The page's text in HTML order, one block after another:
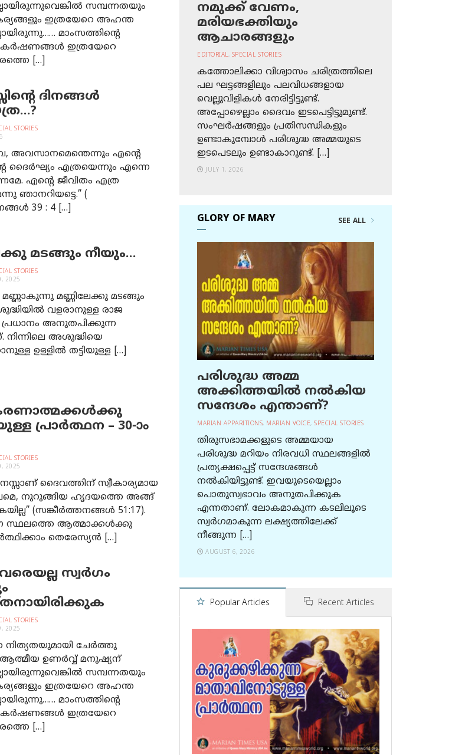
സമ്പന്നതയും
ഇത്രയേറെ അഹന്ത
മാംസത്തിൻ്റെ
ഇത്രയേറെ
[…]
ദിനങ്ങള്‍
STORIES
അവസാനമെന്തെന്നും എൻ്റെ
ദൈർഘ്യം എത്രയെന്നും എന്നെ
എൻ്റെ ജീവിതം എത്ര
ഞാനറിയട്ടെ.” (
39 : 4 […]
മടങ്ങും നീയും…
STORIES
2025
മണ്ണിലേക്കു മടങ്ങും
വളരാനുള്ള രാജ
പ്രധാനം അനുതപിക്കുന്ന
അശുദ്ധിയെ
ഉള്ളിൽ തട്ടിയുള്ള […]
പ്രാര്‍ത്ഥന – 30-ാം
STORIES
2025
ദൈവത്തിന് സ്വീകാര്യമായ
നുറുങ്ങിയ ഹൃദയത്തെ അങ്ങ്
(സങ്കീര്‍ത്തനങ്ങള്‍ 51:17).
സ്ഥലത്തെ ആത്മാക്കൾക്കു
തെരേസ്യന്‍ […]
സ്വർഗം
STORIES
2025
നിത്യതയുമായി ചേർത്തു
ഉണർവ്വ് മനുഷ്യന്
സമ്പന്നതയും
ഇത്രയേറെ അഹന്ത
മാംസത്തിൻ്റെ
ഇത്രയേറെ
[…]
നമുക്ക് വേണം,
മരിയഭക്തിയും
ആചാരങ്ങളും
EDITORIAL, SPECIAL STORIES
കത്തോലിക്കാ വിശ്വാസം ചരിത്രത്തിലെ
പല ഘട്ടങ്ങളിലും പലവിധങ്ങളായ
വെല്ലുവിളികള്‍ നേരിട്ടിട്ടുണ്ട്.
അപ്പോഴെല്ലാം ദൈവം ഇടപെട്ടിട്ടുമുണ്ട്.
സംഘര്‍ഷങ്ങളും പ്രതിസന്ധികളും
ഉണ്ടാകുമ്പോള്‍ പരിശുദ്ധ അമ്മയുടെ
ഇടപെടലും ഉണ്ടാകാറുണ്ട്. […]
JULY 1, 2026
GLORY OF MARY SEE ALL
പരിശുദ്ധ അമ്മ
അക്കിത്തയില്‍ നല്‍കിയ
സന്ദേശം എന്താണ്?
MARIAN APPARITIONS, MARIAN VOICE, SPECIAL STORIES
തിരുസഭാമക്കളുടെ അമ്മയായ
പരിശുദ്ധ മറിയം നിരവധി സ്ഥലങ്ങളിൽ
പ്രത്യക്ഷപ്പെട്ട് സന്ദേശങ്ങൾ
നൽകിയിട്ടുണ്ട്. ഇവയുടെയെല്ലാം
പൊതുസ്വഭാവം അനുതപിക്കുക
എന്നതാണ്. ലോകമാകുന്ന കടലിലൂടെ
സ്വർഗമാകുന്ന ലക്ഷ്യത്തിലേക്ക്
നീങ്ങുന്ന […]
AUGUST 6, 2026
Popular Articles Recent Articles